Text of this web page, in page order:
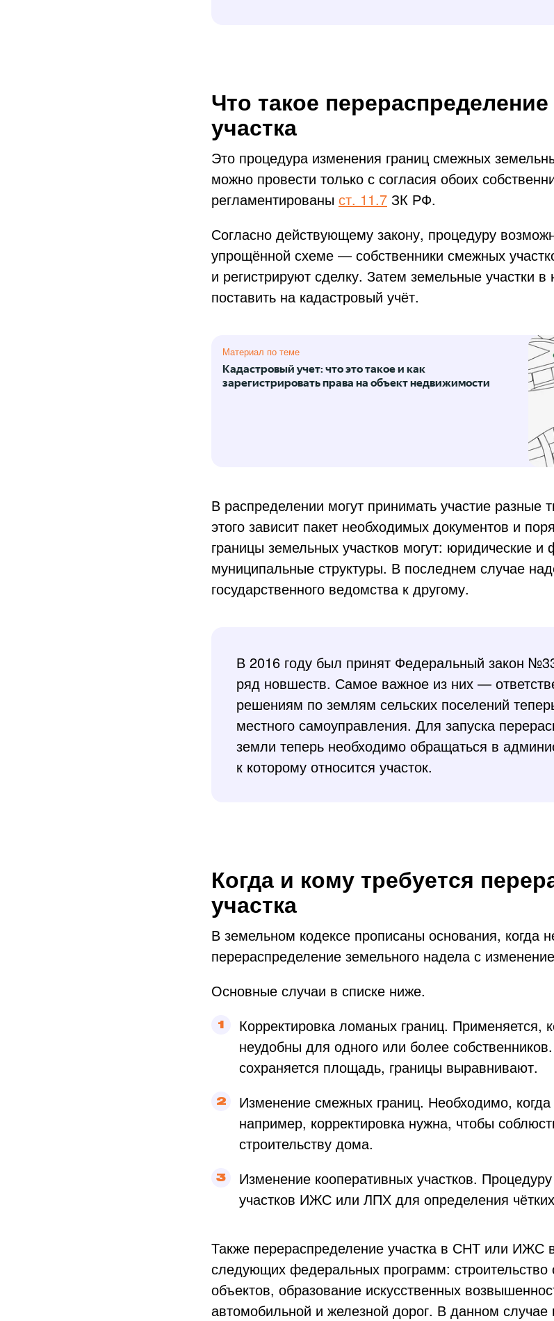
Что такое
участка
Это процедура изменения границ смежных
можно провести только с согласия обоих
регламентированы ст. 11.7 ЗК РФ.
Согласно действующему закону, процедуру
упрощённой схеме — собственники смежных
и регистрируют сделку. Затем земельные участки
поставить на кадастровый учёт.
Материал по теме
Кадастровый учет: что это такое и как
зарегистрировать права на объект недвижимости
В распределении могут принимать участие разные
этого зависит пакет необходимых документов и
границы земельных участков могут: юридические и
муниципальные структуры. В последнем случае
государственного ведомства к другому.
В 2016 году был принят Федеральный закон
ряд новшеств. Самое важное из них —
решениям по землям сельских поселений
местного самоуправления. Для запуска
земли теперь необходимо обращаться в
к которому относится участок.
Когда и кому требуется
участка
В земельном кодексе прописаны основания, когда
перераспределение земельного надела с
Основные случаи в списке ниже.
Корректировка ломаных границ. Применяется,
неудобны для одного или более
сохраняется площадь, границы выравнивают.
Изменение смежных границ. Необходимо,
например, корректировка нужна, чтобы
строительству дома.
Изменение кооперативных участков.
участков ИЖС или ЛПХ для определения
Также перераспределение участка в СНТ или ИЖС
следующих федеральных программ: строительство
объектов, образование искусственных
автомобильной и железной дорог. В данном